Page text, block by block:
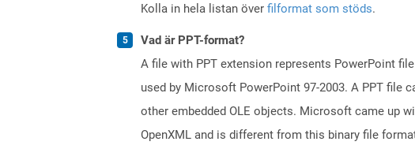
Kolla in hela listan över filformat som stöds.
Vad är PPT-format?
A file with PPT extension represents PowerPoint
used by Microsoft PowerPoint 97-2003. A PPT file
other embedded OLE objects. Microsoft came up
OpenXML and is different from this binary file